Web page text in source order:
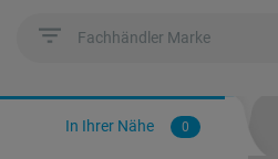
Fachhändler Marke
In Ihrer Nähe 0